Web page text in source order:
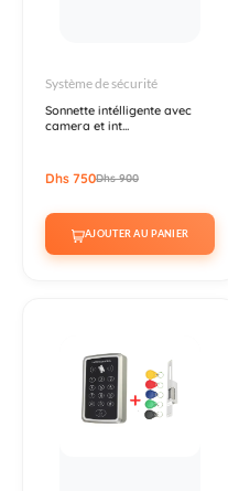
Système de sécurité
Sonnette intélligente avec
camera et int...
Dhs 750Dhs 900
AJOUTER AU PANIER